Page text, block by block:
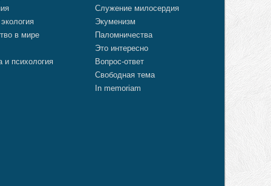
в мире
и психология
Служение милосердия
Экуменизм
Паломничества
Это интересно
Вопрос-ответ
Свободная тема
In memoriam